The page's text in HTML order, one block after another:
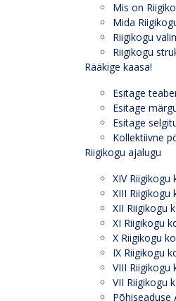
Mis on
Mida
Riigikogu
Riigikogu
Rääkige kaasa!
Esitage
Esitage
Esitage
Kollektiivne
Riigikogu ajalugu
XIV Riigikogu
XIII Riigikogu
XII Riigikogu
XI Riigikogu
X Riigikogu
IX Riigikogu
VIII Riigikogu
VII Riigikogu
Põhiseaduse